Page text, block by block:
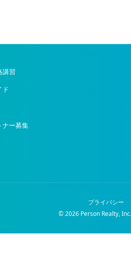
講習
ド
ナー募集
プライバシー
© 2026 Person Realty,